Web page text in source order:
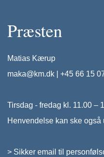
Præsten
Matias Kærup
maka@km.dk
+45 66 15
Tirsdag - fredag kl. 11.00 –
Henvendelse kan ske også
> Sikker email til